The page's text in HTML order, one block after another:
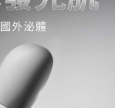
Kemudian disediakan oleh NP
(termasuk nama
alamat penerima) untuk
"Penyata Pengumpulan
lanjut.
untuk pesanan
untuk pesanan